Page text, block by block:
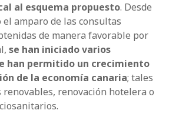
al esquema propuesto. Desde
el amparo de las consultas
de manera favorable por
se han iniciado varios
han permitido un crecimiento
de la economía canaria; tales
renovables, renovación hotelera o